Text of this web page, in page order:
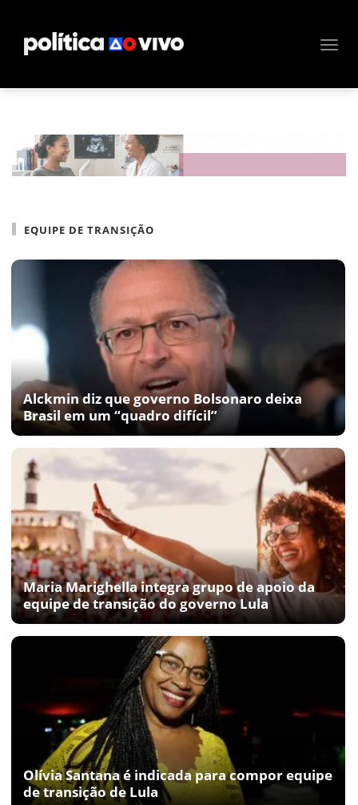
EQUIPE DE TRANSIÇÃO
Alckmin diz que governo Bolsonaro deixa
Brasil em um “quadro difícil”
Maria Marighella integra grupo de apoio da
equipe de transição do governo Lula
Olívia Santana é indicada para compor equipe
de transição de Lula